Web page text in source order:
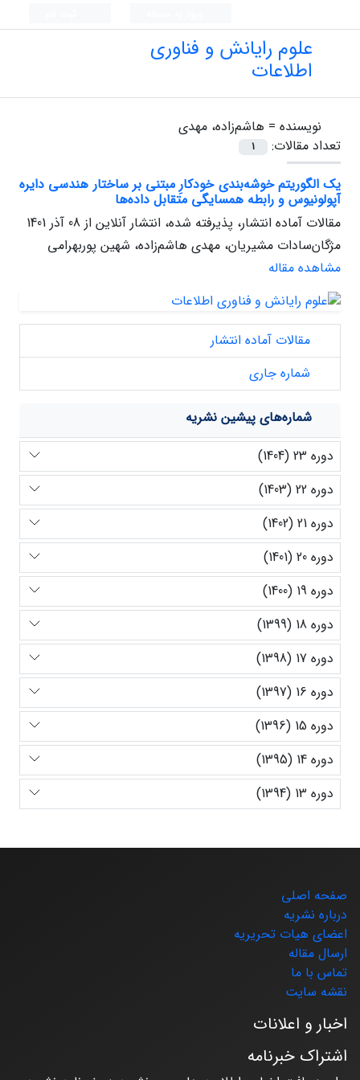
علوم رایانش و فناوری
اطلاعات
نویسنده = هاشم‌زاده، مهدی
تعداد مقالات:
1
یک الگوریتم خوشه‌بندی خودکارِ مبتنی بر ساختار هندسی دایره
آپولونیوس و رابطه همسایگی متقابل داده‌ها
مقالات آماده انتشار، پذیرفته شده، انتشار آنلاین از 08 آذر 1401
مژگان‌سادات مشیریان، مهدی هاشم‌زاده، شهین پوربهرامی
مشاهده مقاله
مقالات آماده انتشار
شماره جاری
شماره‌های پیشین نشریه
دوره 23 (1404)
دوره 22 (1403)
دوره 21 (1402)
دوره 20 (1401)
دوره 19 (1400)
دوره 18 (1399)
دوره 17 (1398)
دوره 16 (1397)
دوره 15 (1396)
دوره 14 (1395)
دوره 13 (1394)
صفحه اصلی
درباره نشریه
اعضای هیات تحریریه
ارسال مقاله
تماس با ما
نقشه سایت
اخبار و اعلانات
اشتراک خبرنامه